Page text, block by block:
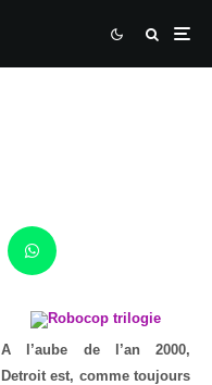
A l’aube de l’an 2000,
Detroit est, comme toujours